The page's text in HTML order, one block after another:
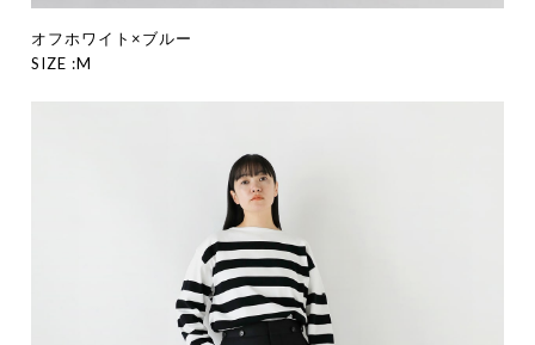
オフホワイト×ブルー
SIZE :M